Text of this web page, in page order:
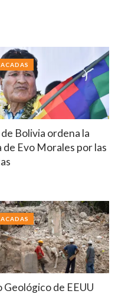
de Bolivia ordena la
de Evo Morales por las
Geológico de EEUU